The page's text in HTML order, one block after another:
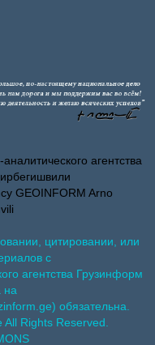
агентства
GEOINFORM Arno
цитировании, или
с
агентства Грузинформ
на
обязательна.
Rights Reserved.